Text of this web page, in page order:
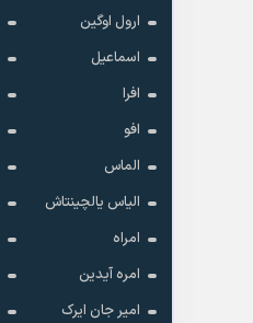
ارول اوگین
اسماعیل
افرا
افو
الماس
الیاس یالچینتاش
امراه
امره آیدین
امیر جان ایرک